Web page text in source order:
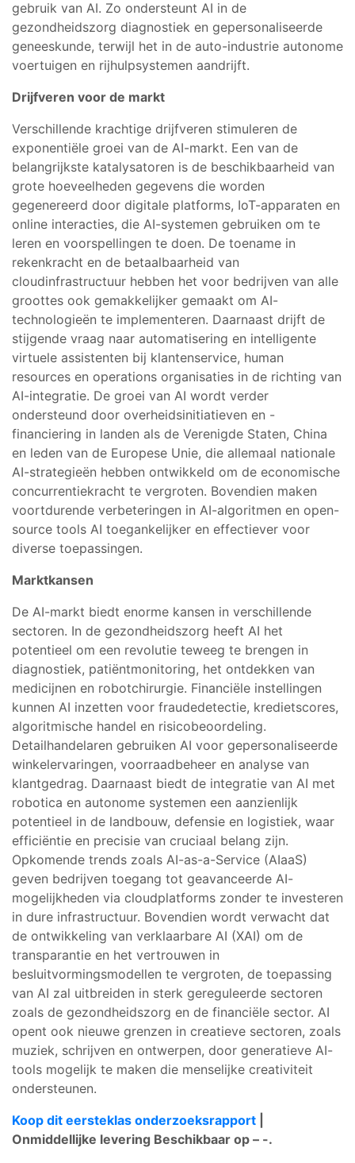
gebruik van AI. Zo ondersteunt AI in de
gezondheidszorg diagnostiek en gepersonaliseerde
geneeskunde, terwijl het in de auto-industrie autonome
voertuigen en rijhulpsystemen aandrijft.
Drijfveren voor de markt
Verschillende krachtige drijfveren stimuleren de
exponentiële groei van de AI-markt. Een van de
belangrijkste katalysatoren is de beschikbaarheid van
grote hoeveelheden gegevens die worden
gegenereerd door digitale platforms, IoT-apparaten en
online interacties, die AI-systemen gebruiken om te
leren en voorspellingen te doen. De toename in
rekenkracht en de betaalbaarheid van
cloudinfrastructuur hebben het voor bedrijven van alle
groottes ook gemakkelijker gemaakt om AI-
technologieën te implementeren. Daarnaast drijft de
stijgende vraag naar automatisering en intelligente
virtuele assistenten bij klantenservice, human
resources en operations organisaties in de richting van
AI-integratie. De groei van AI wordt verder
ondersteund door overheidsinitiatieven en -
financiering in landen als de Verenigde Staten, China
en leden van de Europese Unie, die allemaal nationale
AI-strategieën hebben ontwikkeld om de economische
concurrentiekracht te vergroten. Bovendien maken
voortdurende verbeteringen in AI-algoritmen en open-
source tools AI toegankelijker en effectiever voor
diverse toepassingen.
Marktkansen
De AI-markt biedt enorme kansen in verschillende
sectoren. In de gezondheidszorg heeft AI het
potentieel om een revolutie teweeg te brengen in
diagnostiek, patiëntmonitoring, het ontdekken van
medicijnen en robotchirurgie. Financiële instellingen
kunnen AI inzetten voor fraudedetectie, kredietscores,
algoritmische handel en risicobeoordeling.
Detailhandelaren gebruiken AI voor gepersonaliseerde
winkelervaringen, voorraadbeheer en analyse van
klantgedrag. Daarnaast biedt de integratie van AI met
robotica en autonome systemen een aanzienlijk
potentieel in de landbouw, defensie en logistiek, waar
efficiëntie en precisie van cruciaal belang zijn.
Opkomende trends zoals AI-as-a-Service (AIaaS)
geven bedrijven toegang tot geavanceerde AI-
mogelijkheden via cloudplatforms zonder te investeren
in dure infrastructuur. Bovendien wordt verwacht dat
de ontwikkeling van verklaarbare AI (XAI) om de
transparantie en het vertrouwen in
besluitvormingsmodellen te vergroten, de toepassing
van AI zal uitbreiden in sterk gereguleerde sectoren
zoals de gezondheidszorg en de financiële sector. AI
opent ook nieuwe grenzen in creatieve sectoren, zoals
muziek, schrijven en ontwerpen, door generatieve AI-
tools mogelijk te maken die menselijke creativiteit
ondersteunen.
Koop dit eersteklas onderzoeksrapport
Onmiddellijke levering Beschikbaar op – -.